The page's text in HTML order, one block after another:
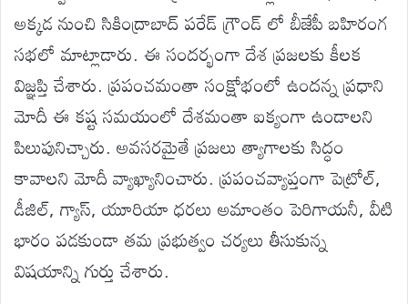
అక్కడ నుంచి సికింద్రాబాద్ పరేడ్ గ్రౌండ్ లో బీజేపీ బహిరంగ
సభలో మాట్లాడారు. ఈ సందర్భంగా దేశ ప్రజలకు కీలక
విజ్ఞప్తి చేశారు. ప్రపంచమంతా సంక్షోభంలో ఉందన్న ప్రధాని
మోదీ ఈ కష్ట సమయంలో దేశమంతా ఐక్యంగా ఉండాలని
పిలుపునిచ్చారు. అవసరమైతే ప్రజలు త్యాగాలకు సిద్ధం
కావాలని మోదీ వ్యాఖ్యానించారు. ప్రపంచవ్యాప్తంగా పెట్రోల్,
డీజిల్, గ్యాస్, యూరియా ధరలు అమాంతం పెరిగాయనీ, వీటి
భారం పడకుండా తమ ప్రభుత్వం చర్యలు తీసుకున్న
విషయాన్ని గుర్తు చేశారు.